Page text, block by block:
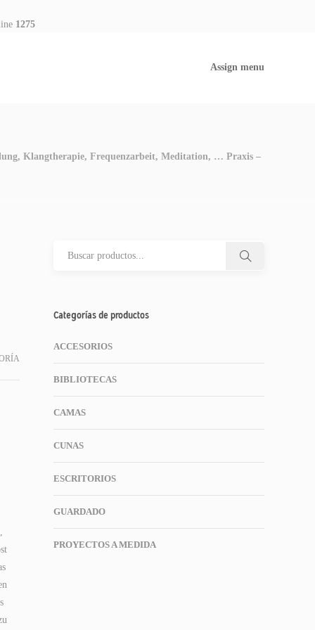
1275
Assign menu
Klangtherapie, Frequenzarbeit, Meditation, … Praxis –
Categorías de productos
ACCESORIOS
BIBLIOTECAS
CAMAS
CUNAS
ESCRITORIOS
GUARDADO
PROYECTOS A MEDIDA